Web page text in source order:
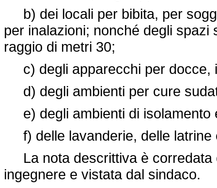
b) dei locali per bibita, per
per inalazioni; nonché degli
raggio di metri 30;
c) degli apparecchi per docce,
d) degli ambienti per cure
e) degli ambienti di isolamento
f) delle lavanderie, delle latrine
La nota descrittiva è corredata
ingegnere e vistata dal sindaco.